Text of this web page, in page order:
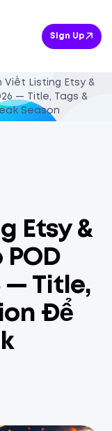
Sign Up
Viết Listing Etsy &
— Title, Tags &
Season
Etsy &
— Title,
Để